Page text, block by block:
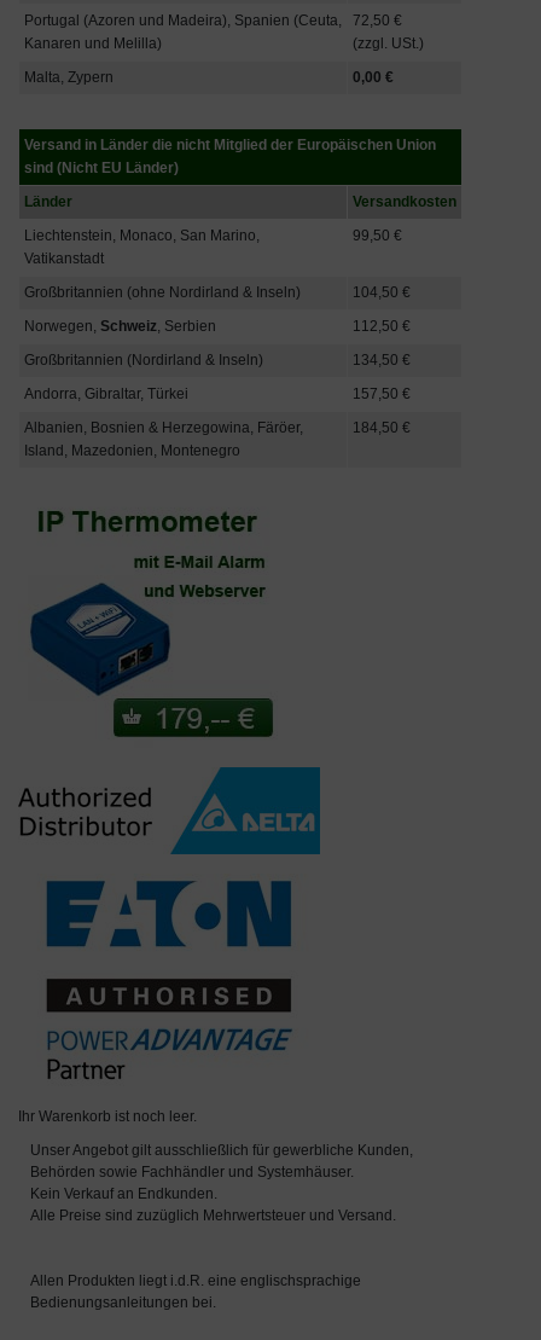
Portugal (Azoren und Madeira), Spanien (Ceuta,
Kanaren und Melilla)
72,50 €
(zzgl. USt.)
Malta, Zypern
0,00 €
Versand in Länder die nicht Mitglied der Europäischen Union
sind (Nicht EU Länder)
Länder
Versandkosten
Liechtenstein, Monaco, San Marino,
Vatikanstadt
99,50 €
Großbritannien (ohne Nordirland & Inseln)
104,50 €
Norwegen, Schweiz, Serbien
112,50 €
Großbritannien (Nordirland & Inseln)
134,50 €
Andorra, Gibraltar, Türkei
157,50 €
Albanien, Bosnien & Herzegowina, Färöer,
Island, Mazedonien, Montenegro
184,50 €
Ihr Warenkorb ist noch leer.
Unser Angebot gilt ausschließlich für gewerbliche Kunden,
Behörden sowie Fachhändler und Systemhäuser.
Kein Verkauf an Endkunden.
Alle Preise sind zuzüglich Mehrwertsteuer und Versand.
Allen Produkten liegt i.d.R. eine englischsprachige
Bedienungsanleitungen bei.